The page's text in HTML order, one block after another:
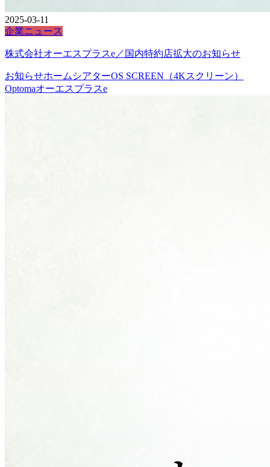
2025-03-11
企業ニュース
株式会社オーエスプラスe／国内特約店拡大のお知らせ
お知らせホームシアターOS SCREEN（4Kスクリーン）
Optomaオーエスプラスe